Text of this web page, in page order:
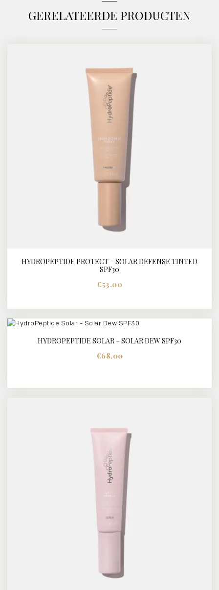
GERELATEERDE PRODUCTEN
BUY NOW DETAILS
HYDROPEPTIDE PROTECT – SOLAR DEFENSE TINTED
SPF30
€53.00
BUY NOW DETAILS
HYDROPEPTIDE SOLAR – SOLAR DEW SPF30
€68.00